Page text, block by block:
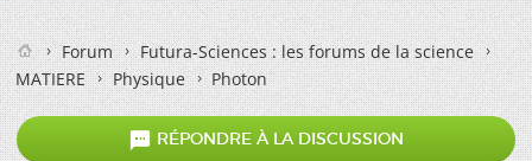
Forum
Futura-Sciences : les forums de la science
MATIERE
Physique Photon
 RÉPONDRE À LA DISCUSSION